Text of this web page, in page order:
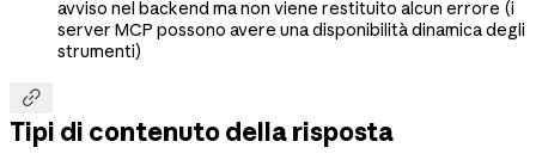
avviso nel backend ma non viene restituito alcun errore (i
server MCP possono avere una disponibilità dinamica degli
strumenti)

Tipi di contenuto della risposta